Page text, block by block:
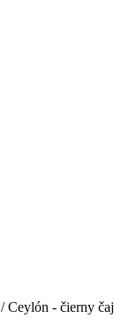
/ Ceylón - čierny čaj